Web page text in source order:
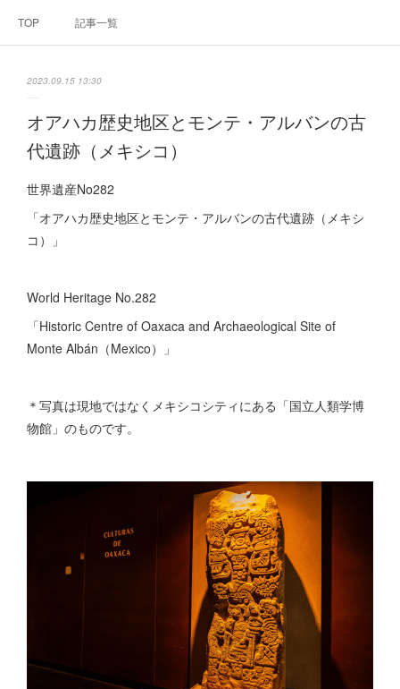
TOP 記事一覧
2023.09.15 13:30
オアハカ歴史地区とモンテ・アルバンの古
代遺跡（メキシコ）
世界遺産No282
「オアハカ歴史地区とモンテ・アルバンの古代遺跡（メキシ
コ）」
World Heritage No.282
「Historic Centre of Oaxaca and Archaeological Site of
Monte Albán（Mexico）」
＊写真は現地ではなくメキシコシティにある「国立人類学博
物館」のものです。